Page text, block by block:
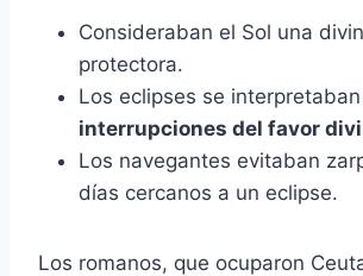
Consideraban el Sol una
protectora.
Los eclipses se
interrupciones del favor
Los navegantes evitaban
días cercanos a un eclipse.
Los romanos, que ocuparon